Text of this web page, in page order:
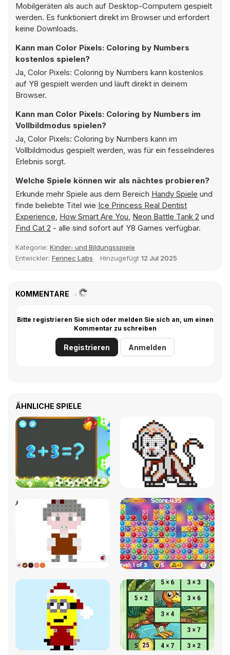
Mobilgeräten als auch auf Desktop-Computern gespielt
werden. Es funktioniert direkt im Browser und erfordert
keine Downloads.
Kann man Color Pixels: Coloring by Numbers
kostenlos spielen?
Ja, Color Pixels: Coloring by Numbers kann kostenlos
auf Y8 gespielt werden und läuft direkt in deinem
Browser.
Kann man Color Pixels: Coloring by Numbers im
Vollbildmodus spielen?
Ja, Color Pixels: Coloring by Numbers kann im
Vollbildmodus gespielt werden, was für ein fesselnderes
Erlebnis sorgt.
Welche Spiele können wir als nächtes probieren?
Erkunde mehr Spiele aus dem Bereich Handy Spiele und
finde beliebte Titel wie Ice Princess Real Dentist
Experience, How Smart Are You, Neon Battle Tank 2 und
Find Cat 2 - alle sind sofort auf Y8 Games verfügbar.
Kategorie: Kinder- und Bildungsspiele
Entwickler: Fennec Labs Hinzugefügt 12 Jul 2025
KOMMENTARE
Bitte registrieren Sie sich oder melden Sie sich an, um einen
Kommentar zu schreiben
Registrieren Anmelden
ÄHNLICHE SPIELE